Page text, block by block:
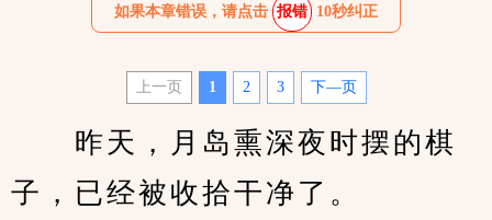
如果本章错误，请点击 报错 10秒纠正
上一页 1 2 3 下—页
昨天，月岛熏深夜时摆的棋
子，已经被收拾干净了。